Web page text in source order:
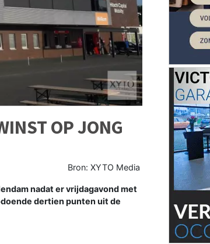
OP JONG
Bron: XYTO Media
nadat er vrijdagavond met
dertien punten uit de